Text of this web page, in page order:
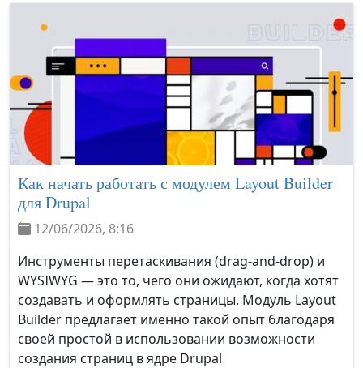
Как начать работать с модулем Layout Builder
для Drupal
12/06/2026, 8:16
Инструменты перетаскивания (drag‑and‑drop) и
WYSIWYG — это то, чего они ожидают, когда хотят
создавать и оформлять страницы. Модуль Layout
Builder предлагает именно такой опыт благодаря
своей простой в использовании возможности
создания страниц в ядре Drupal